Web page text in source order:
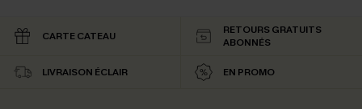
CARTE CATEAU
RETOURS GRATUITS
ABONNÉS
LIVRAISON ÉCLAIR EN PROMO